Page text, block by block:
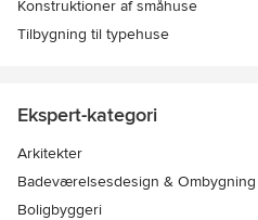
Konstruktioner af småhuse
Tilbygning til typehuse
Ekspert-kategori
Arkitekter
Badeværelsesdesign & Ombygning
Boligbyggeri